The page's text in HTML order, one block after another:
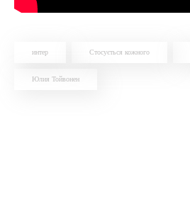
интер Стосується кожного
Юлия Тойвонен